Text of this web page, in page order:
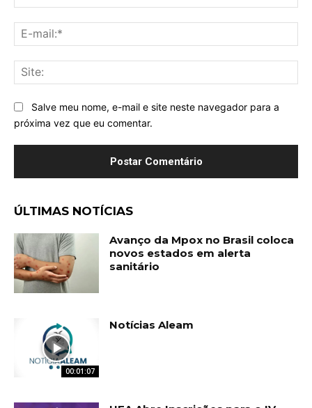
Salve meu nome, e-mail e site neste navegador para a
próxima vez que eu comentar.
ÚLTIMAS NOTÍCIAS
Avanço da Mpox no Brasil coloca
novos estados em alerta
sanitário
00:01:07
Notícias Aleam